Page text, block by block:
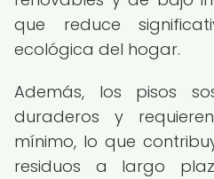
que reduce
ecológica del hogar.
Además, los pisos
duraderos y
mínimo, lo que
residuos a largo